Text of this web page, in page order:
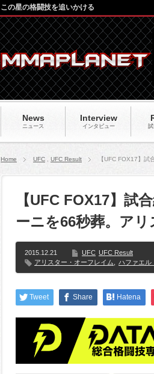
News
ニュース
Interview
インタビュー
この星の格闘技を追いかける
Home UFC UFC Result 【UFC FOX17】
【UFC FOX17】試
ーニを66秒葬。ア
2015.12.21 UFC UFC Result
アリスター・オーフレイム
ハファエル
Tweet Share Hatena